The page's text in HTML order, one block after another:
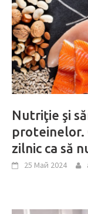
Nutriţie şi
proteinelor.
zilnic ca să
25 Май 2024